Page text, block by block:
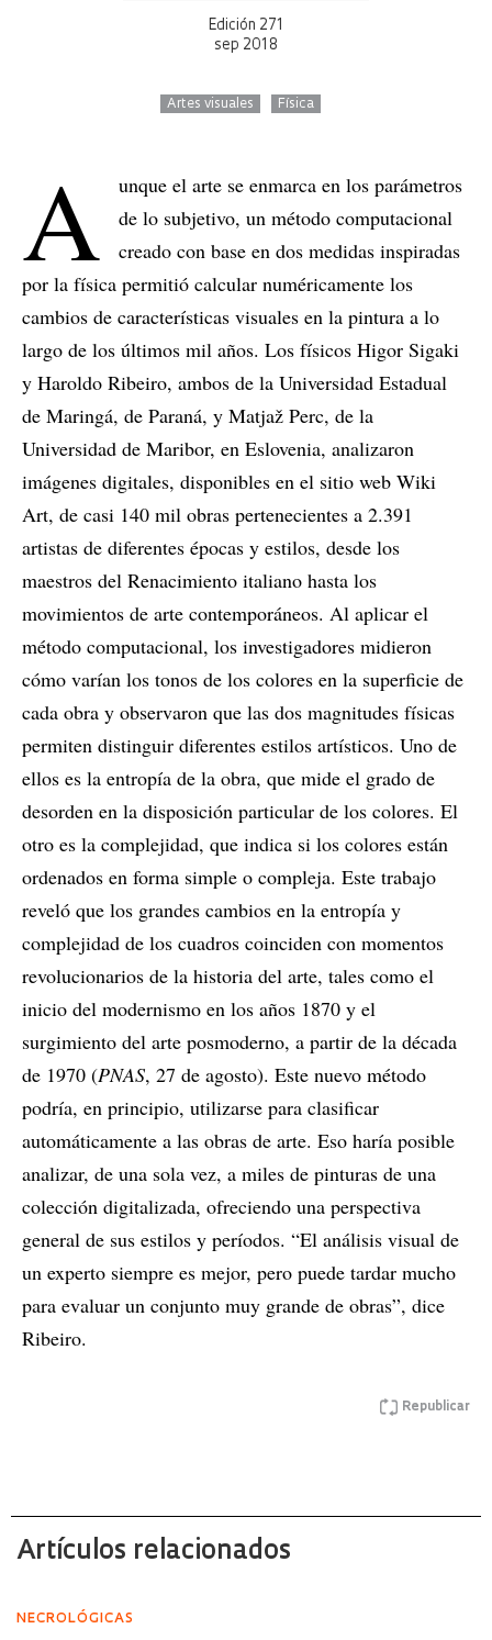
Edición 271
sep 2018
Artes visuales Física
A
unque el arte se enmarca en los parámetros
de lo subjetivo, un método computacional
creado con base en dos medidas inspiradas
por la física permitió calcular numéricamente los
cambios de características visuales en la pintura a lo
largo de los últimos mil años. Los físicos Higor Sigaki
y Haroldo Ribeiro, ambos de la Universidad Estadual
de Maringá, de Paraná, y Matjaž Perc, de la
Universidad de Maribor, en Eslovenia, analizaron
imágenes digitales, disponibles en el sitio web Wiki
Art, de casi 140 mil obras pertenecientes a 2.391
artistas de diferentes épocas y estilos, desde los
maestros del Renacimiento italiano hasta los
movimientos de arte contemporáneos. Al aplicar el
método computacional, los investigadores midieron
cómo varían los tonos de los colores en la superficie de
cada obra y observaron que las dos magnitudes físicas
permiten distinguir diferentes estilos artísticos. Uno de
ellos es la entropía de la obra, que mide el grado de
desorden en la disposición particular de los colores. El
otro es la complejidad, que indica si los colores están
ordenados en forma simple o compleja. Este trabajo
reveló que los grandes cambios en la entropía y
complejidad de los cuadros coinciden con momentos
revolucionarios de la historia del arte, tales como el
inicio del modernismo en los años 1870 y el
surgimiento del arte posmoderno, a partir de la década
de 1970 (PNAS, 27 de agosto). Este nuevo método
podría, en principio, utilizarse para clasificar
automáticamente a las obras de arte. Eso haría posible
analizar, de una sola vez, a miles de pinturas de una
colección digitalizada, ofreciendo una perspectiva
general de sus estilos y períodos. “El análisis visual de
un experto siempre es mejor, pero puede tardar mucho
para evaluar un conjunto muy grande de obras”, dice
Ribeiro.
Republicar